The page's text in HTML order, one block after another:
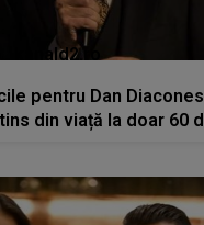
kanald2.ro
pentru Dan
din viață la doar 60